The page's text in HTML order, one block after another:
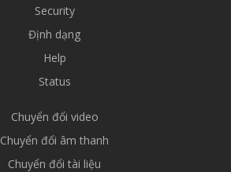
Security
Định dạng
Help
Status
Chuyển đổi video
Chuyển đổi âm thanh
Chuyển đổi tài liệu